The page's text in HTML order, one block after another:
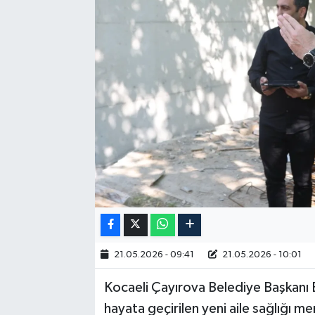
21.05.2026 - 09:41 21.05.2026 - 10:01
Kocaeli Çayırova Belediye
hayata geçirilen yeni aile sağlığı